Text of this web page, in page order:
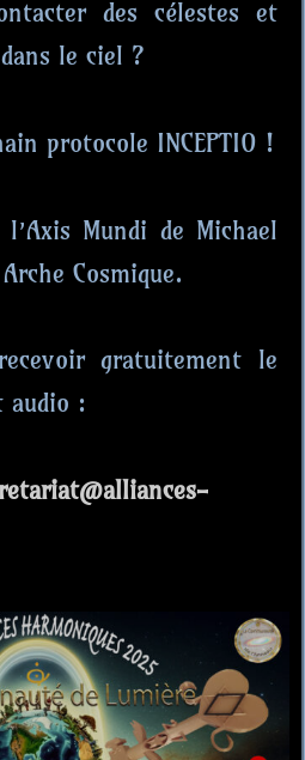
des célestes et
le ciel ?
protocole INCEPTIO !
Mundi de Michael
Cosmique.
gratuitement le
audio :